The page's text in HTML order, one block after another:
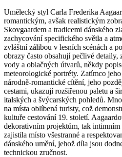
Umělecký styl Carla Frederika
romantickým, avšak realistickým
Skovgaardem a tradicemi dánského
zachycování specifického světla a
zvláštní zálibou v lesních scénách a
obrazy často obsahují pečlivé detaily,
vody a oblačných útvarů, někdy
meteorologické portréty. Zatímco
národně-romantické cítění, jeho
cestami, ukazují rozšířenou paletu a
italských a švýcarských pohledů.
na místa oblíbená turisty, což
kultuře cestování 19. století.
dekorativním projektům, tak
zajistila místo všestranné a
dánského umění, jehož díla jsou
technickou zručnost.